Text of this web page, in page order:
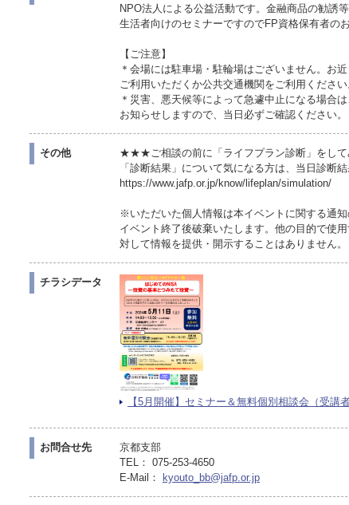
NPO法人による公益活動です。金融商品の勧誘
生活者向けのセミナーですのでFP資格保有者の
【ご注意】
＊会場には駐車場・駐輪場はございません。お
ご利用いただくか公共交通機関をご利用ください
＊災害、悪天候等によって急遽中止になる場合
お知らせしますので、当日必ずご確認ください。
その他
★★★ご相談の前に「ライフプラン診断」をし
「診断結果」について気になる方は、当日診断
https://www.jafp.or.jp/know/lifeplan/simulation/
※いただいた個人情報は本イベントに関する通知
イベント終了後破棄いたします。他の目的で使
対して情報を提供・開示することはありません。
チラシデータ
【5月開催】セミナー＆無料個別相談会（受講
お問合せ先
京都支部
TEL： 075-253-4650
E-Mail：
kyouto_bb@jafp.or.jp